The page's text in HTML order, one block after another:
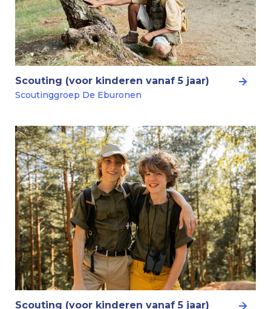
Scouting (voor kinderen vanaf 5 jaar)
Scoutinggroep De Eburonen
Scouting (voor kinderen vanaf 5 jaar)